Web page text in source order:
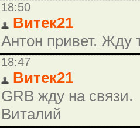
18:50
Витек21
Антон привет. Жду
18:47
Витек21
GRB жду на связи.
Виталий